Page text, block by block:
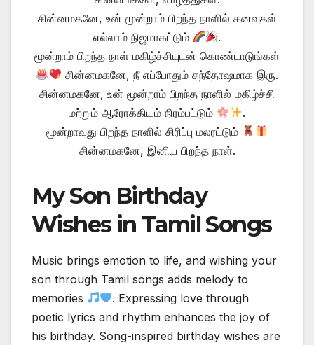
சின்னமகனே, உன் மூன்றாம் பிறந்த நாளில் கனவுகள்
எல்லாம் நிஜமாகட்டும்
.
மூன்றாம் பிறந்த நாள் மகிழ்ச்சியுடன் கொண்டாடுங்கள்
சின்னமகனே, நீ எப்போதும் சந்தோஷமாக இரு.
சின்னமகனே, உன் மூன்றாம் பிறந்த நாளில் மகிழ்ச்சி
மற்றும் ஆரோக்கியம் நிரம்பட்டும்
.
மூன்றாவது பிறந்த நாளில் சிரிப்பு மலரட்டும்
சின்னமகனே, இனிய பிறந்த நாள்.
My Son Birthday
Wishes in Tamil Songs
Music brings emotion to life, and wishing your
son through Tamil songs adds melody to
memories
. Expressing love through
poetic lyrics and rhythm enhances the joy of
his birthday. Song-inspired birthday wishes are